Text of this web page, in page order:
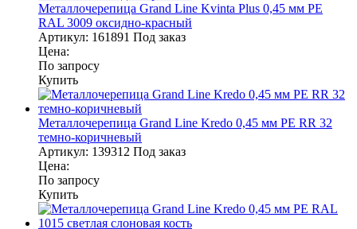
Металлочерепица Grand Line Kvinta Plus 0,45 мм PE
RAL 3009 оксидно-красный
Артикул: 161891 Под заказ
Цена:
По запросу
Купить
Металлочерепица Grand Line Kredo 0,45 мм PE RR 32
темно-коричневый
Артикул: 139312 Под заказ
Цена:
По запросу
Купить